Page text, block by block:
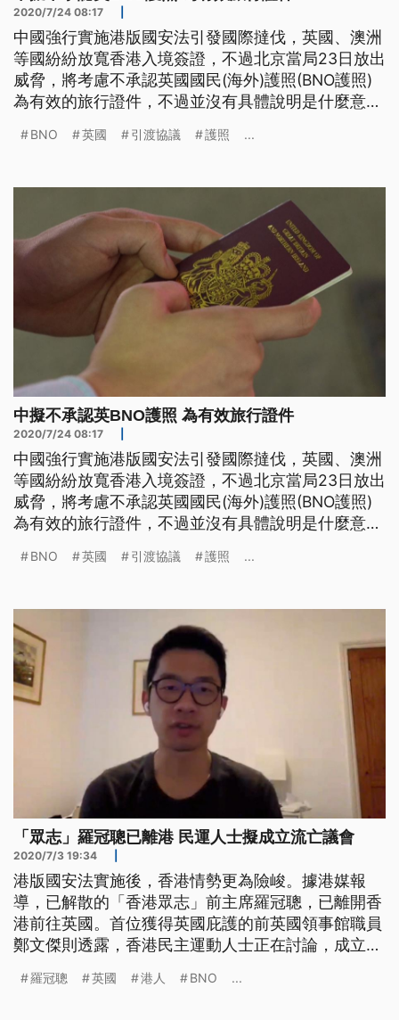
2020/7/24 08:17
中國強行實施港版國安法引發國際撻伐，英國、澳洲
等國紛紛放寬香港入境簽證，不過北京當局23日放出
威脅，將考慮不承認英國國民(海外)護照(BNO護照)
為有效的旅行證件，不過並沒有具體說明是什麼意
是正當的國際旅遊證件。 港版國安法上路不到一個
人，北京當局急得跳腳，認為英國以擴大港人在英國
的居留權、暫停與港引渡協議
BNO 英國 引渡協議 護照 ...
中擬不承認英BNO護照 為有效旅行證件
2020/7/24 08:17
中國強行實施港版國安法引發國際撻伐，英國、澳洲
等國紛紛放寬香港入境簽證，不過北京當局23日放出
威脅，將考慮不承認英國國民(海外)護照(BNO護照)
為有效的旅行證件，不過並沒有具體說明是什麼意
是正當的國際旅遊證件。 港版國安法上路不到一個
人，北京當局急得跳腳，認為英國以擴大港人在英國
的居留權、暫停與港引渡協議
BNO 英國 引渡協議 護照 ...
「眾志」羅冠聰已離港 民運人士擬成立流亡議會
2020/7/3 19:34
港版國安法實施後，香港情勢更為險峻。據港媒報
導，已解散的「香港眾志」前主席羅冠聰，已離開香
港前往英國。首位獲得英國庇護的前英國領事館職員
鄭文傑則透露，香港民主運動人士正在討論，成立非
實施後，反送中口號「光復香港 時代革命」涉及違
羅冠聰 英國 港人 BNO ...